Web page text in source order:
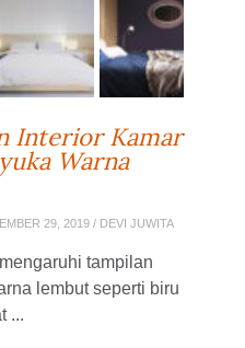
Interior Kamar
Warna
29, 2019 / DEVI JUWITA
tampilan
lembut seperti biru
...